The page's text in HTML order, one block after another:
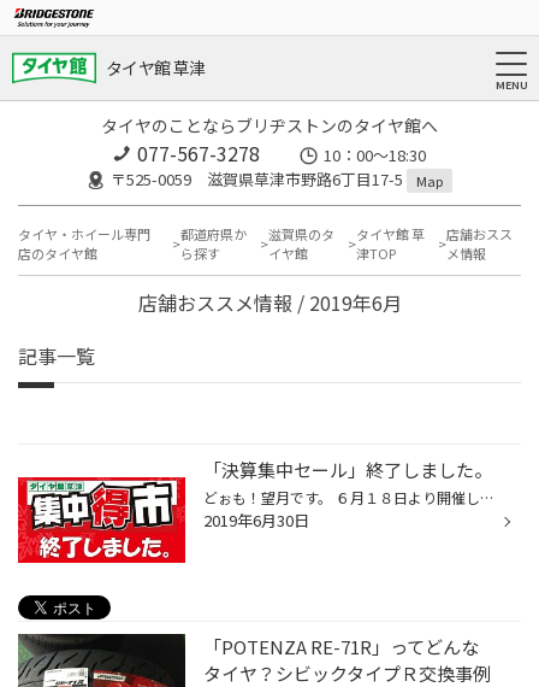
タイヤ館 草津
タイヤのことならブリヂストンのタイヤ館へ
077-567-3278
10：00～18:30
〒525-0059 滋賀県草津市野路6丁目17-5
Map
タイヤ・ホイール専門
店のタイヤ館
都道府県か
ら探す
滋賀県のタ
イヤ館
タイヤ館 草
津TOP
店舗おスス
メ情報
店舗おススメ情報 / 2019年6月
記事一覧
「決算集中セール」終了しました。
どぉも！望月です。 ６月１８日より開催していた 「決算集中セール」を本日をもって終了いたしました。 期間中たくさんのお客様にご来店頂きました事を心より御礼申し上げます。 次回のセール企画も乞うご期待！
2019年6月30日
「POTENZA RE-71R」ってどんな
タイヤ？シビックタイプＲ交換事例